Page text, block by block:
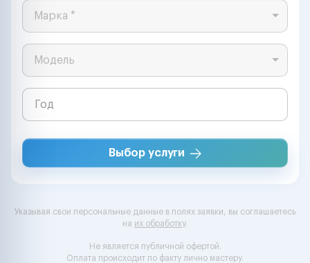
Марка *
Модель
Выбор услуги
Указывая свои персональные данные в полях заявки, вы соглашаетесь
на их обработку.
Не является публичной офертой.
Оплата происходит по факту лично мастеру.